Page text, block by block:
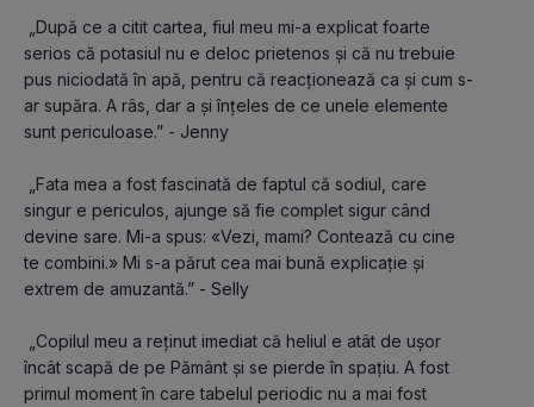
serios că potasiul nu e deloc prietenos și că nu trebuie
pus niciodată în apă, pentru că reacționează ca și cum s-
ar supăra. A râs, dar a și înțeles de ce unele elemente
sunt periculoase.” - Jenny
singur e periculos, ajunge să fie complet sigur când
devine sare. Mi-a spus: «Vezi, mami? Contează cu cine
te combini.» Mi s-a părut cea mai bună explicație și
extrem de amuzantă.” - Selly
încât scapă de pe Pământ și se pierde în spațiu. A fost
primul moment în care tabelul periodic nu a mai fost